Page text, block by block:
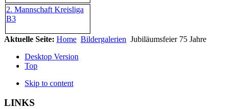
2. Mannschaft Kreisliga
B3
Aktuelle Seite: Home Bildergalerien Jubiläumsfeier 75 Jahre
Desktop Version
Top
Skip to content
LINKS